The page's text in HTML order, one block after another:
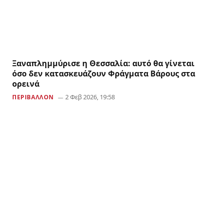
Ξαναπλημμύρισε η Θεσσαλία: αυτό θα γίνεται
όσο δεν κατασκευάζουν Φράγματα Βάρους στα
ορεινά
ΠΕΡΙΒΑΛΛΟΝ 2 Φεβ 2026, 19:58